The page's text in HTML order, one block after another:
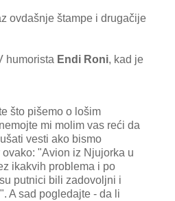
ovdašnje štampe i drugačije
humorista Endi Roni, kad je
što pišemo o lošim
mi molim vas reći da
vesti ako bismo
"Avion iz Njujorka u
ikakvih problema i po
putnici bili zadovoljni i
A sad pogledajte - da li